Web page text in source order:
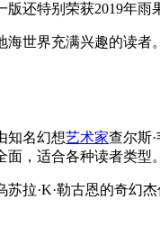
还特别荣获2019年
世界充满兴趣的读者
知名幻想艺术家查尔斯
，适合各种读者类型。
拉·K·勒古恩的奇